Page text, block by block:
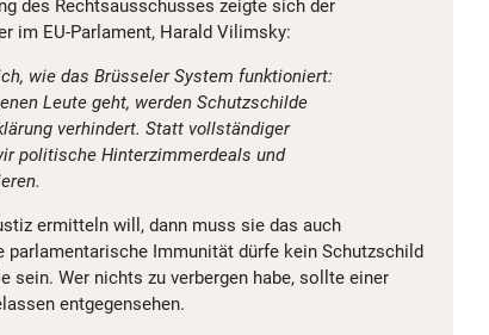
des Rechtsausschusses zeigte sich der
im EU-Parlament, Harald Vilimsky:
wie das Brüsseler System funktioniert:
Leute geht, werden Schutzschilde
verhindert. Statt vollständiger
politische Hinterzimmerdeals und
ermitteln will, dann muss sie das auch
parlamentarische Immunität dürfe kein Schutzschild
sein. Wer nichts zu verbergen habe, sollte einer
entgegensehen.